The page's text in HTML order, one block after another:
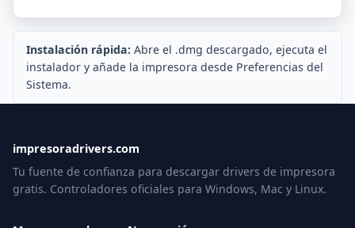
Instalación rápida: Abre el .dmg descargado, ejecuta el
instalador y añade la impresora desde Preferencias del
Sistema.
impresoradrivers.com
Tu fuente de confianza para descargar drivers de impresora
gratis. Controladores oficiales para Windows, Mac y Linux.